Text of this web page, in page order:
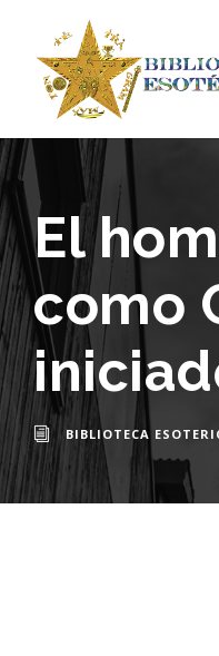
El
como
BIBLIOTECA